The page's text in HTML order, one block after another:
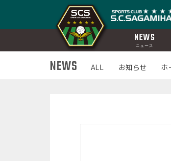
NEWS
ニュース
NEWS ALL お知らせ ホ